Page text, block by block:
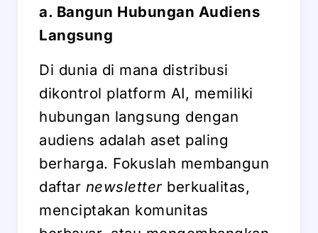
a. Bangun Hubungan Audiens
Langsung
Di dunia di mana distribusi
dikontrol platform AI, memiliki
hubungan langsung dengan
audiens adalah aset paling
berharga. Fokuslah membangun
daftar newsletter berkualitas,
menciptakan komunitas